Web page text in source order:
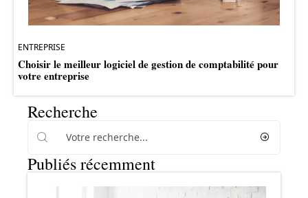
ENTREPRISE
Choisir le meilleur logiciel de gestion de comptabilité pour
votre entreprise
Recherche
Publiés récemment